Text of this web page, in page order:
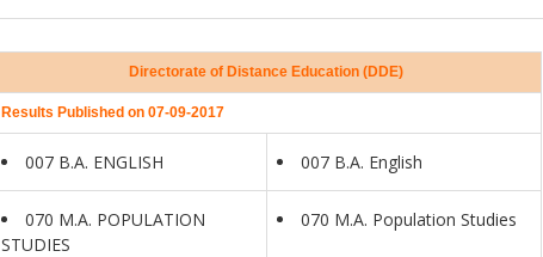
Directorate of Distance Education (DDE)
Results Published on 07-09-2017
007 B.A. ENGLISH 007 B.A. English
070 M.A. POPULATION
STUDIES
070 M.A. Population Studies